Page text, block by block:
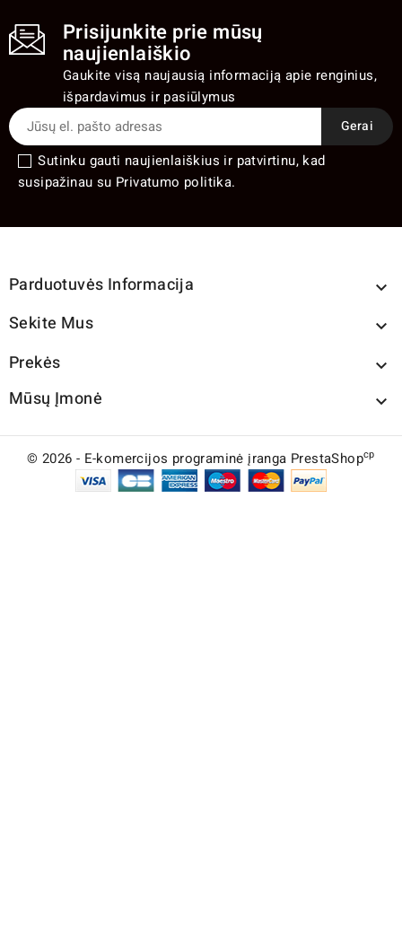
Prisijunkite prie mūsų
naujienlaiškio
Gaukite visą naujausią informaciją apie renginius,
išpardavimus ir pasiūlymus
Sutinku gauti naujienlaiškius ir patvirtinu, kad
susipažinau su Privatumo politika.
Parduotuvės Informacija 
Sekite Mus 
Prekės 
Mūsų Įmonė 
© 2026 - E-komercijos programinė įranga PrestaShopcp